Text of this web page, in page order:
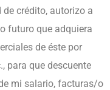
crédito, autorizo a
futuro que adquiera
de éste por
para que descuente
mi salario, facturas/o